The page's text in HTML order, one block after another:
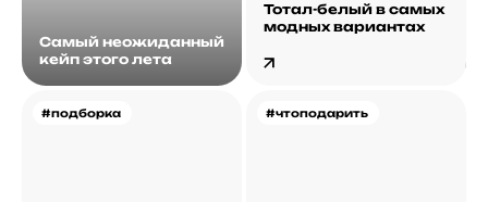
Самый неожиданный
кейп этого лета
Тотал-белый в самых
модных вариантах
#подборка #чтоподарить